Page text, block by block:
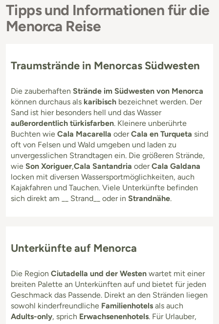
Tipps und Informationen für die
Menorca Reise
Traumstrände in Menorcas Südwesten
Die zauberhaften Strände im Südwesten von Menorca
können durchaus als karibisch bezeichnet werden. Der
Sand ist hier besonders hell und das Wasser
außerordentlich türkisfarben. Kleinere unberührte
Buchten wie Cala Macarella oderCala en Turqueta sind
oft von Felsen und Wald umgeben und laden zu
unvergesslichen Strandtagen ein. Die größeren Strände,
wie Son Xoriguer,Cala Santandria oderCala Galdana
locken mit diversen Wassersportmöglichkeiten, auch
Kajakfahren und Tauchen. Viele Unterkünfte befinden
sich direkt am __ Strand__ oder in Strandnähe.
Unterkünfte auf Menorca
Die Region Ciutadella und der Westen wartet mit einer
breiten Palette an Unterkünften auf und bietet für jeden
Geschmack das Passende. Direkt an den Stränden liegen
sowohl kinderfreundliche Familienhotels als auch
Adults-only, sprich Erwachsenenhotels. Für Urlauber,